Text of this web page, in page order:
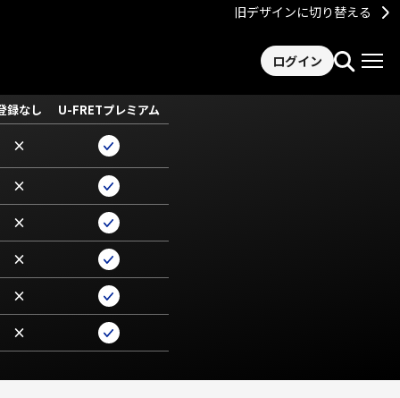
旧デザインに切り替える
ログイン
録なし U-FRETプレミアム
×
×
×
×
×
×